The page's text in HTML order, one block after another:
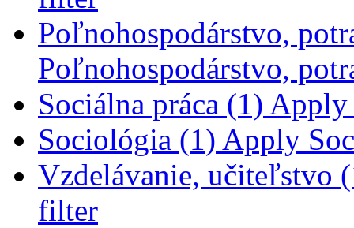
Poľnohospodárstvo,
Poľnohospodárstvo,
Sociálna práca (1) Apply
Sociológia (1) Apply
Vzdelávanie, učiteľstvo
filter